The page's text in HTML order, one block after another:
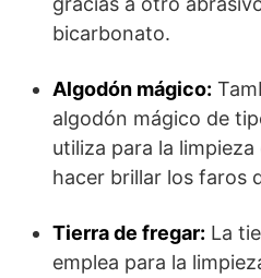
bicarbonato.
Algodón mágico:
algodón mágico de
utiliza para la
hacer brillar los faros
Tierra de fregar: La
emplea para la